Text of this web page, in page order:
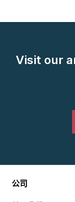
Visit our
公司